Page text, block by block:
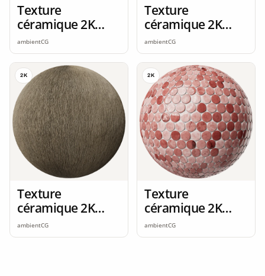
Texture
céramique 2K
seamless
ambientCG
Texture
céramique 2K
seamless
ambientCG
2K
Texture
céramique 2K
seamless
ambientCG
2K
Texture
céramique 2K
seamless
ambientCG